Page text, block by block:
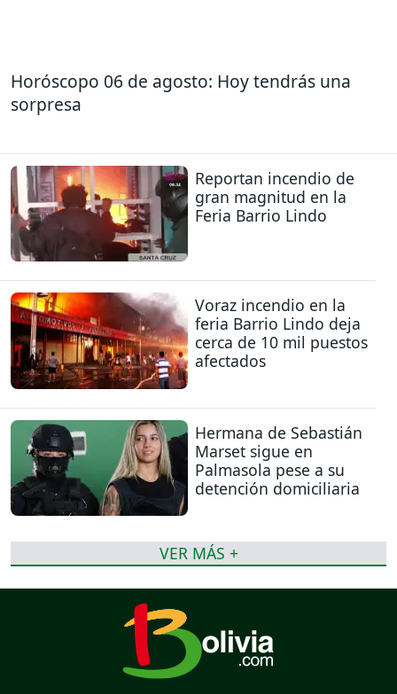
Horóscopo 06 de agosto: Hoy tendrás una
sorpresa
Reportan incendio de
gran magnitud en la
Feria Barrio Lindo
Voraz incendio en la
feria Barrio Lindo deja
cerca de 10 mil puestos
afectados
Hermana de Sebastián
Marset sigue en
Palmasola pese a su
detención domiciliaria
VER MÁS +